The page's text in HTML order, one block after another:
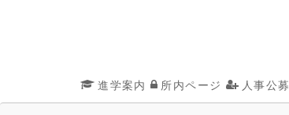
進学案内 所内ページ 人事公募